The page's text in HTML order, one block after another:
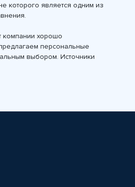
которого является одним из
компании хорошо
персональные
выбором. Источники